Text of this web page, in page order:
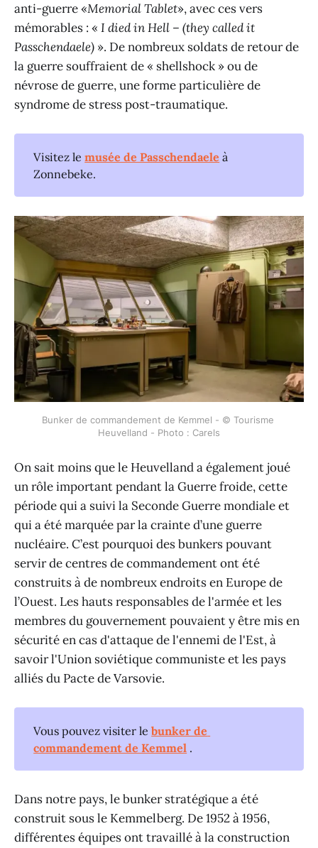
anti-guerre «Memorial Tablet», avec ces vers
mémorables : « I died in Hell – (they called it
Passchendaele) ». De nombreux soldats de retour de
la guerre souffraient de « shellshock » ou de
névrose de guerre, une forme particulière de
syndrome de stress post-traumatique.
Visitez lemusée de Passchendaele à
Zonnebeke.
Bunker de commandement de Kemmel - © Tourisme
Heuvelland - Photo : Carels
On sait moins que le Heuvelland a également joué
un rôle important pendant la Guerre froide, cette
période qui a suivi la Seconde Guerre mondiale et
qui a été marquée par la crainte d’une guerre
nucléaire. C’est pourquoi des bunkers pouvant
servir de centres de commandement ont été
construits à de nombreux endroits en Europe de
l’Ouest. Les hauts responsables de l'armée et les
membres du gouvernement pouvaient y être mis en
sécurité en cas d'attaque de l'ennemi de l'Est, à
savoir l'Union soviétique communiste et les pays
alliés du Pacte de Varsovie.
Vous pouvez visiter lebunker de
commandement de Kemmel .
Dans notre pays, le bunker stratégique a été
construit sous le Kemmelberg. De 1952 à 1956,
différentes équipes ont travaillé à la construction